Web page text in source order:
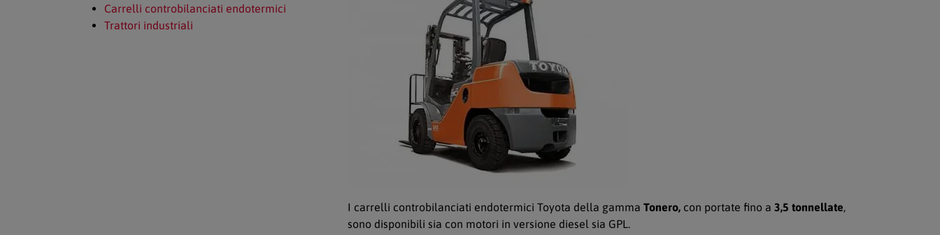
Carrelli controbilanciati endotermici
Trattori industriali
I carrelli controbilanciati endotermici Toyota della gamma Tonero, con portate fino a 3,5 tonnellate,
sono disponibili sia con motori in versione diesel sia GPL.